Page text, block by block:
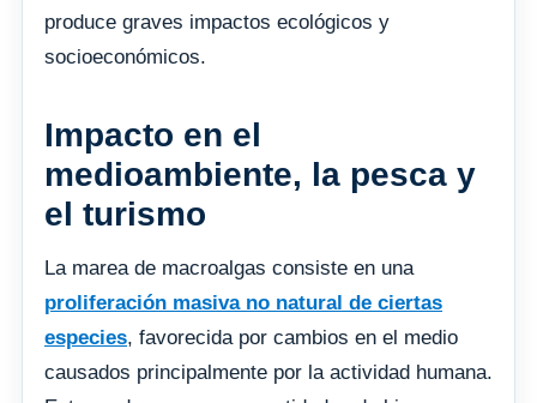
produce graves impactos ecológicos y
socioeconómicos.
Impacto en el
medioambiente, la pesca y
el turismo
La marea de macroalgas consiste en una
proliferación masiva no natural de ciertas
especies, favorecida por cambios en el medio
causados principalmente por la actividad humana.